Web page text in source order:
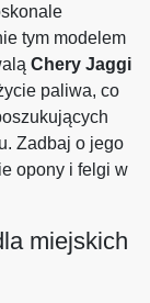
tym modelem
Chery Jaggi
paliwa, co
Zadbaj o jego
opony i felgi w
miejskich